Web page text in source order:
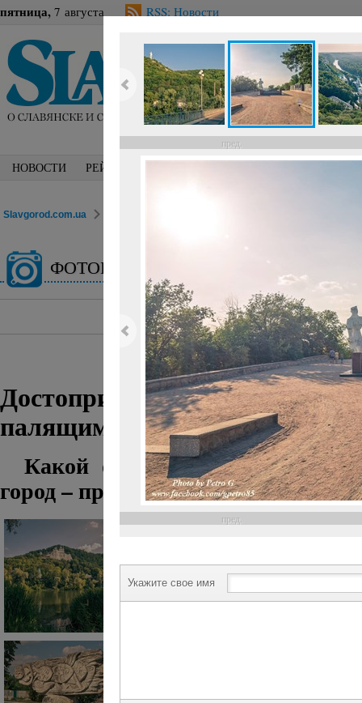
пятница, 7 августа RSS: Новости
НОВОСТИ РЕЙТИНГИ
Slavgorod.com.ua
ФОТОГАЛЕРЕЯ
14
Достопримечательности
палящим летним солнцем
Какой он, Святогорск? Чтобы
город – присмотритесь к фото
пред.
пред.
Укажите свое имя